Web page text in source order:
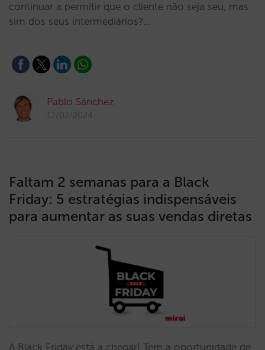
continuar a permitir que o cliente não seja seu, mas
sim dos seus intermediários?…
Pablo Sánchez
12/02/2024
Faltam 2 semanas para a Black
Friday: 5 estratégias indispensáveis
para aumentar as suas vendas diretas
A Black Friday está a chegar! Tem a oportunidade de